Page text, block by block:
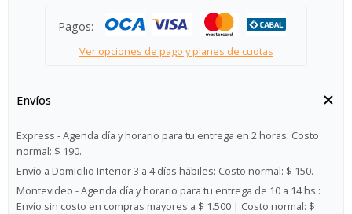
Pagos:
Ver opciones de pago y planes de cuotas
Envíos
Express - Agenda día y horario para tu entrega en 2 horas: Costo
normal: $ 190.
Envío a Domicilio Interior 3 a 4 días hábiles: Costo normal: $ 150.
Montevideo - Agenda día y horario para tu entrega de 10 a 14 hs.:
Envío sin costo en compras mayores a $ 1.500 | Costo normal: $